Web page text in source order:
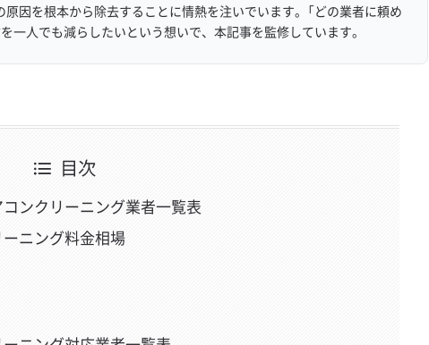
因を根本から除去することに情熱を注いでいます。「どの業者に頼め
一人でも減らしたいという想いで、本記事を監修しています。
目次
ンクリーニング業者一覧表
ニング料金相場